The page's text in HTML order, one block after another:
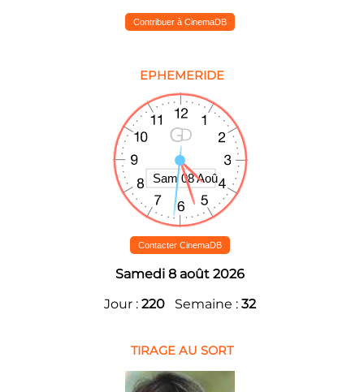
Contribuer à CinemaDB
EPHEMERIDE
Contacter CinemaDB
Samedi 8 août 2026
Jour : 220 Semaine : 32
TIRAGE AU SORT